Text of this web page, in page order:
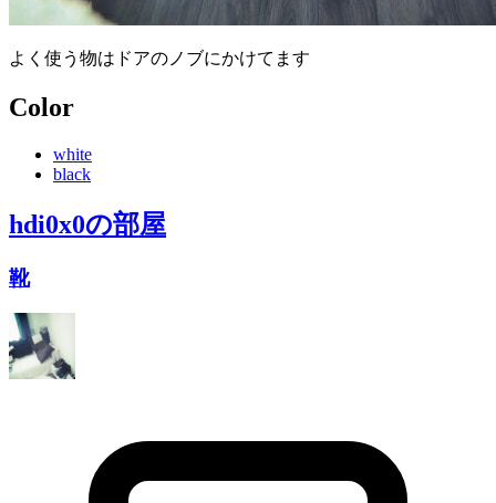
よく使う物はドアのノブにかけてます
Color
white
black
hdi0x0の部屋
靴